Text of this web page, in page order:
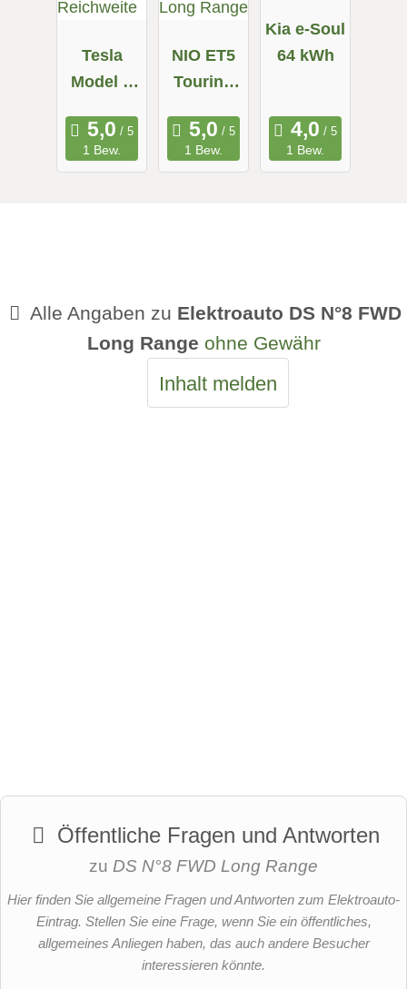
Tesla
Model X
Reichweit
e
1 Bew.
NIO ET5
Touring
Range
1 Bew.
Kia e-Soul
64 kWh
1 Bew.
Alle Angaben zu Elektroauto DS N°8 FWD
Long Range ohne Gewähr
Inhalt melden
Öffentliche Fragen und Antworten
zu DS N°8 FWD Long Range
Hier finden Sie allgemeine Fragen und Antworten zum Elektroauto-
Eintrag. Stellen Sie eine Frage, wenn Sie ein öffentliches,
allgemeines Anliegen haben, das auch andere Besucher
interessieren könnte.